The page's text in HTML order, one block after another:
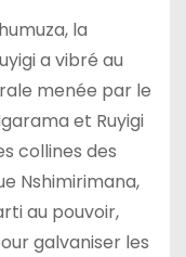
la
a vibré au
menée par le
et Ruyigi
collines des
Nshimirimana,
au pouvoir,
galvaniser les